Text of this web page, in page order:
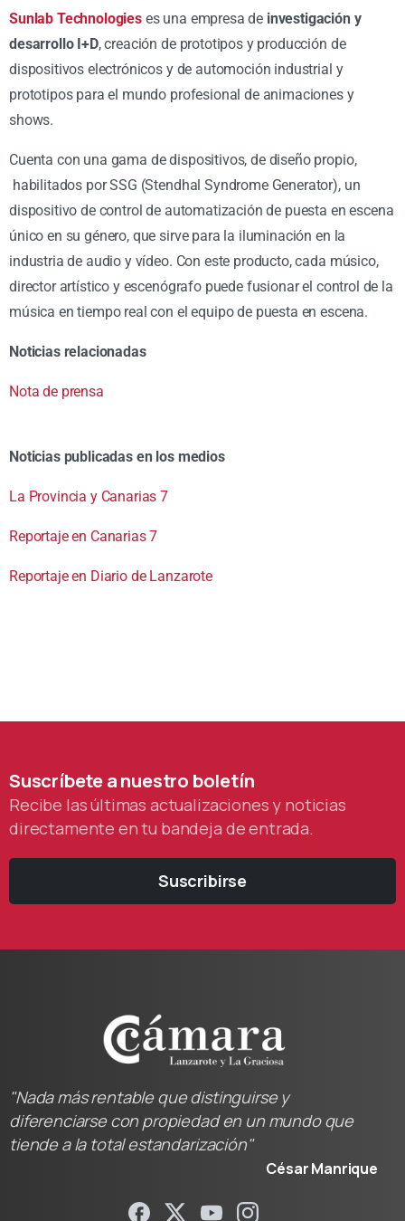
Sunlab Technologies es una empresa de investigación y
desarrollo I+D, creación de prototipos y producción de
dispositivos electrónicos y de automoción industrial y
prototipos para el mundo profesional de animaciones y
shows.
Cuenta con una gama de dispositivos, de diseño propio,
habilitados por SSG (Stendhal Syndrome Generator), un
dispositivo de control de automatización de puesta en escena
único en su género, que sirve para la iluminación en la
industria de audio y vídeo. Con este producto, cada músico,
director artístico y escenógrafo puede fusionar el control de la
música en tiempo real con el equipo de puesta en escena.
Noticias relacionadas
Nota de prensa
Noticias publicadas en los medios
La Provincia y Canarias 7
Reportaje en Canarias 7
Reportaje en Diario de Lanzarote
Suscríbeteanuestro boletín
Recibe las últimas actualizaciones y noticias
directamente en tu bandeja de entrada.
Suscribirse
"Nada más rentable que distinguirse y
diferenciarse con propiedad en un mundo que
tiende a la total estandarización"
César Manrique